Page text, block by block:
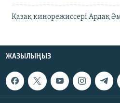
Қазақ кинорежиссері Ардақ
ЖАЗЫЛЫҢЫЗ